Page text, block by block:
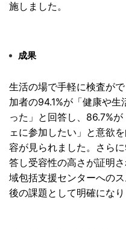
施しました。
成果
生活の場で手軽に検査が
加者の94.1%が「健康や生
った」と回答し、86.7%が
ェに参加したい」 と意欲
容が見られました。 さら
答し受容性の高さが証明さ
域包括支援センターへの
後の課題として明確になり